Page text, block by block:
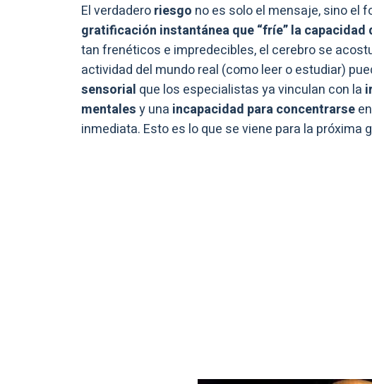
El verdaderoriesgo no es solo el mensaje, sino el
gratificación instantánea que “fríe” la capacidad
tan frenéticos e impredecibles, el cerebro se
actividad del mundo real (como leer o estudiar)
sensorial que los especialistas ya vinculan con la
mentalesy una incapacidad para concentrarse
inmediata. Esto es lo que se viene para la próxima